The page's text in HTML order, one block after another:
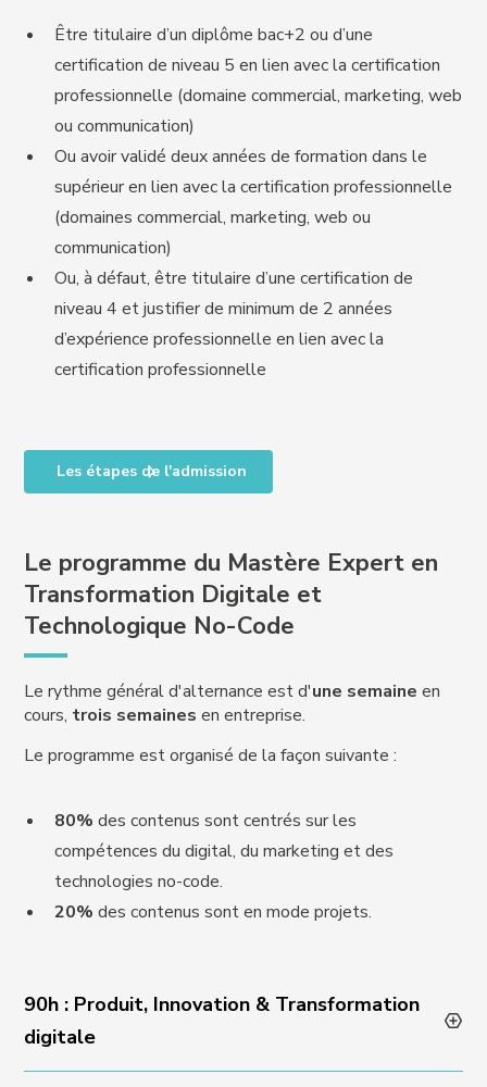
Être titulaire d’un diplôme bac+2 ou d’une
certification de niveau 5 en lien avec la certification
professionnelle (domaine commercial, marketing, web
ou communication)
Ou avoir validé deux années de formation dans le
supérieur en lien avec la certification professionnelle
(domaines commercial, marketing, web ou
communication)
Ou, à défaut, être titulaire d’une certification de
niveau 4 et justifier de minimum de 2 années
d’expérience professionnelle en lien avec la
certification professionnelle
Les étapes de l'admission
Le programme du Mastère Expert en
Transformation Digitale et
Technologique No-Code
Le rythme général d'alternance est d'une semaine en
cours, trois semaines en entreprise.
Le programme est organisé de la façon suivante :
80% des contenus sont centrés sur les
compétences du digital, du marketing et des
technologies no-code.
20% des contenus sont en mode projets.
90h : Produit, Innovation & Transformation
digitale